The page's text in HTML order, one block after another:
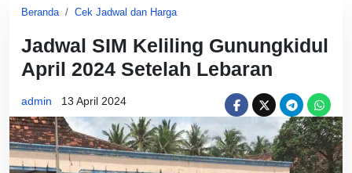
Beranda Cek Jadwal dan Harga
Jadwal SIM Keliling Gunungkidul
April 2024 Setelah Lebaran
admin 13 April 2024